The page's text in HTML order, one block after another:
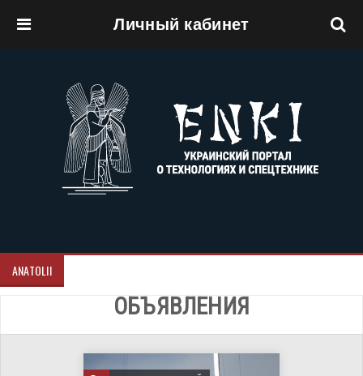
Личный кабинет
ANATOLII
ОБЪЯВЛЕНИЯ